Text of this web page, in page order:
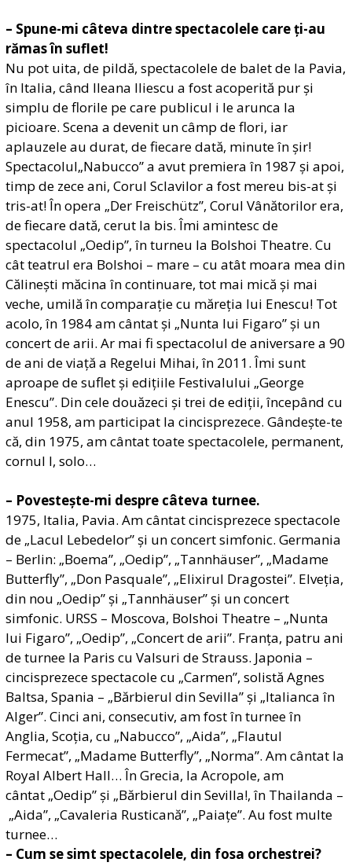
– Spune-mi câteva dintre spectacolele care ți-au
rămas în suflet!
Nu pot uita, de pildă, spectacolele de balet de la Pavia,
în Italia, când Ileana Iliescu a fost acoperită pur și
simplu de florile pe care publicul i le arunca la
picioare. Scena a devenit un câmp de flori, iar
aplauzele au durat, de fiecare dată, minute în șir!
Spectacolul„Nabucco” a avut premiera în 1987 și apoi,
timp de zece ani, Corul Sclavilor a fost mereu bis-at și
tris-at! În opera „Der Freischütz”, Corul Vânătorilor era,
de fiecare dată, cerut la bis. Îmi amintesc de
spectacolul „Oedip”, în turneu la Bolshoi Theatre. Cu
cât teatrul era Bolshoi – mare – cu atât moara mea din
Călinești măcina în continuare, tot mai mică și mai
veche, umilă în comparație cu măreția lui Enescu! Tot
acolo, în 1984 am cântat și „Nunta lui Figaro” și un
concert de arii. Ar mai fi spectacolul de aniversare a 90
de ani de viață a Regelui Mihai, în 2011. Îmi sunt
aproape de suflet și edițiile Festivalului „George
Enescu”. Din cele douăzeci și trei de ediții, începând cu
anul 1958, am participat la cincisprezece. Gândește-te
că, din 1975, am cântat toate spectacolele, permanent,
cornul I, solo…
– Povestește-mi despre câteva turnee.
1975, Italia, Pavia. Am cântat cincisprezece spectacole
de „Lacul Lebedelor” și un concert simfonic. Germania
– Berlin: „Boema”, „Oedip”, „Tannhäuser”, „Madame
Butterfly”, „Don Pasquale”, „Elixirul Dragostei”. Elveția,
din nou „Oedip” și „Tannhäuser” și un concert
simfonic. URSS – Moscova, Bolshoi Theatre – „Nunta
lui Figaro”, „Oedip”, „Concert de arii”. Franța, patru ani
de turnee la Paris cu Valsuri de Strauss. Japonia –
cincisprezece spectacole cu „Carmen”, solistă Agnes
Baltsa, Spania – „Bărbierul din Sevilla” și „Italianca în
Alger”. Cinci ani, consecutiv, am fost în turnee în
Anglia, Scoția, cu „Nabucco”, „Aida”, „Flautul
Fermecat”, „Madame Butterfly”, „Norma”. Am cântat la
Royal Albert Hall… În Grecia, la Acropole, am
cântat „Oedip” și „Bărbierul din Sevilla!, în Thailanda –
„Aida”, „Cavaleria Rusticană”, „Paiațe”. Au fost multe
turnee…
– Cum se simt spectacolele, din fosa orchestrei?